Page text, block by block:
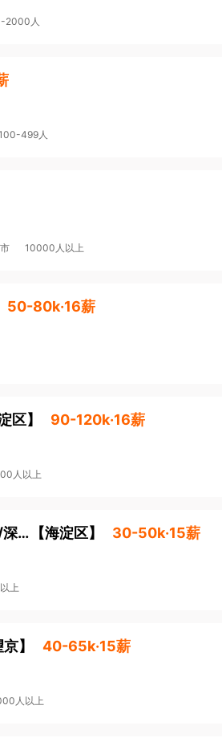
2000人
499人
10000人以上
50-80k·16薪
区】 90-120k·16薪
人以上
大模型策略产品经理（社交对话）（北京/深圳） 【海淀区】 30-50k·15薪
上
京】 40-65k·15薪
人以上